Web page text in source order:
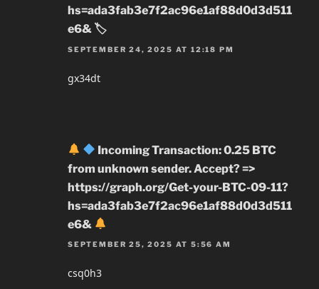
hs=ada3fab3e7f2ac96e1af88d0d3d511
e6& 🏷
SEPTEMBER 24, 2025 AT 12:18 PM
gx34dt
Incoming Transaction: 0.25 BTC
from unknown sender. Accept? =>
https://graph.org/Get-your-BTC-09-11?
hs=ada3fab3e7f2ac96e1af88d0d3d511
e6&
SEPTEMBER 25, 2025 AT 5:56 AM
csq0h3